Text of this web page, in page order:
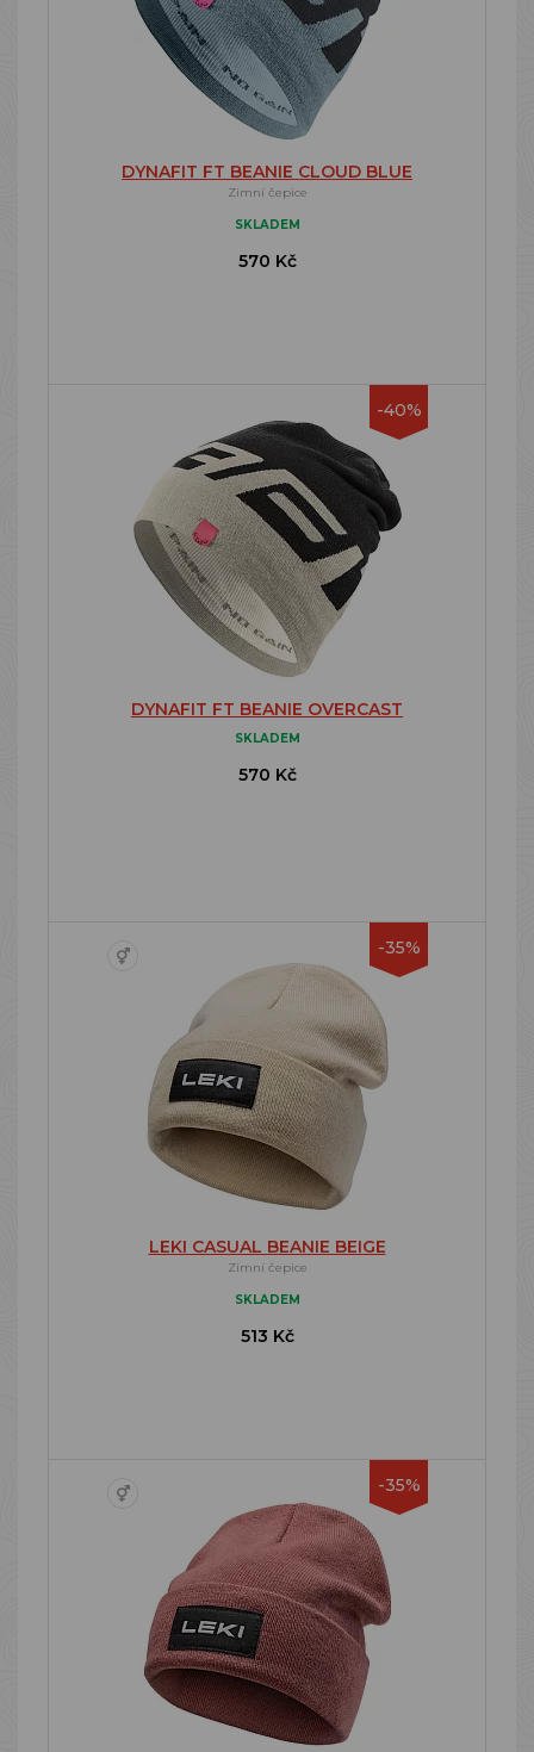
DYNAFIT FT BEANIE CLOUD BLUE
Zimní čepice
SKLADEM
570 Kč
-40%
DYNAFIT FT BEANIE OVERCAST
SKLADEM
570 Kč
-35%
LEKI CASUAL BEANIE BEIGE
Zimní čepice
SKLADEM
513 Kč
-35%